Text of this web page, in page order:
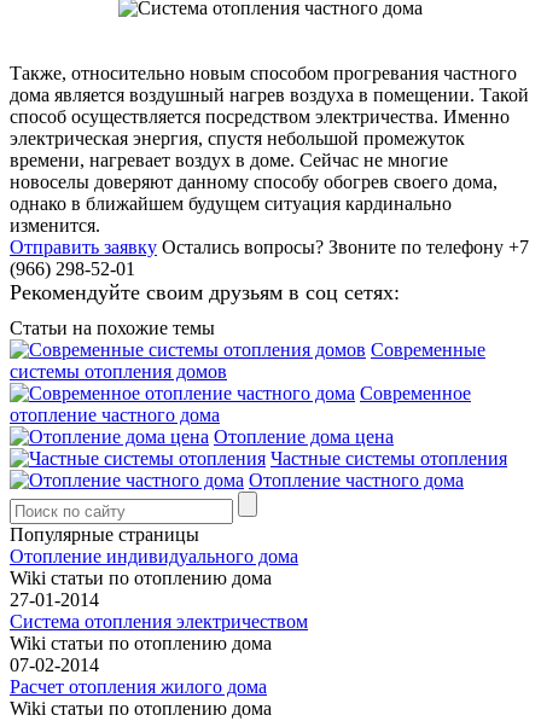
Также, относительно новым способом прогревания частного
дома является воздушный нагрев воздуха в помещении. Такой
способ осуществляется посредством электричества. Именно
электрическая энергия, спустя небольшой промежуток
времени, нагревает воздух в доме. Сейчас не многие
новоселы доверяют данному способу обогрев своего дома,
однако в ближайшем будущем ситуация кардинально
изменится.
Отправить заявку Остались вопросы? Звоните по телефону +7
(966) 298-52-01
Рекомендуйте своим друзьям в соц сетях:
Статьи на похожие темы
Современные
системы отопления домов
Современное
отопление частного дома
Отопление дома цена
Частные системы отопления
Отопление частного дома
Популярные страницы
Отопление индивидуального дома
Wiki статьи по отоплению дома
27-01-2014
Система отопления электричеством
Wiki статьи по отоплению дома
07-02-2014
Расчет отопления жилого дома
Wiki статьи по отоплению дома